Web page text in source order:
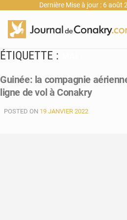
Dernière Mise à jour : 6 août
ÉTIQUETTE :
Guinée: la compagnie
ligne de vol à Conakry
POSTED ON 19 JANVIER 2022